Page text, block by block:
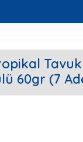
60gr (7